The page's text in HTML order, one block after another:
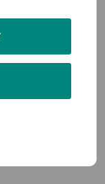
sekä
on myös
Studeon